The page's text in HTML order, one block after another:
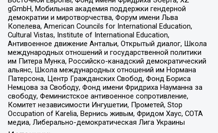
gGmbH, Мобильная академия поддержки гендерной
демократии и миротворчества, Форум имени Льва
Копелева, American Councils for International Education,
Cultural Vistas, Institute of International Education,
Антивоенное движение Антальи, Открытый диалог, Школа
международных отношений и государственной политики
им Питера Мунка, Российско-канадский демократический
альянс, Школа международных отношений им Нормана
Патерсона, Центр Гражданских Свобод, Фонд Бориса
Немцова за Свободу, Фонд имени Фридриха Науманна за
свободу, Феминистское антивоенное сопротивление,
Комитет независимости Ингушетии, Прометей, Stop
Occupation of Karelia, Вернись живым, Фридом Хаус, СОТА
медиа, Либерально-демократическая Лига Украины